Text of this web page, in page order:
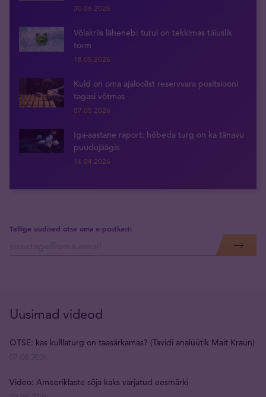
30.06.2026
Võlakriis läheneb: turul on tekkimas täiuslik
torm
18.05.2026
Kuld on oma ajaloolist reservvara positsiooni
tagasi võtmas
07.05.2026
Iga-aastane raport: hõbeda turg on ka tänavu
puudujäägis
16.04.2026
Tellige uudised otse oma e-postkasti
Uusimad videod
OTSE: kas kulllaturg on taasärkamas? (Tavidi analüütik Mait Kraun)
Video: Ameeriklaste sõja kaks varjatud eesmärki